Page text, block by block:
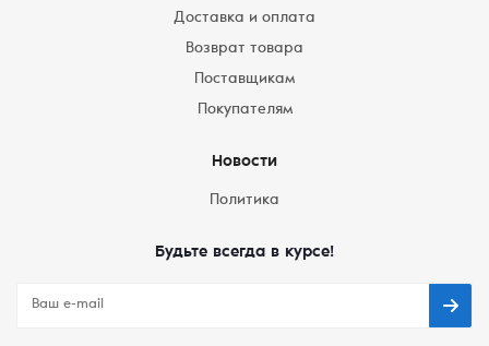
Доставка и оплата
Возврат товара
Поставщикам
Покупателям
Новости
Политика
Будьте всегда в курсе!